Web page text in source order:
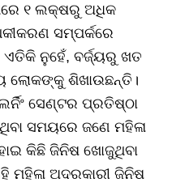
୧ ଲକ୍ଷରୁ ଅଧିକ
ସମ୍ପର୍କରେ
ନୁହେଁ, ବର୍ଜ୍ୟରୁ ଖତ
ଲୋକଙ୍କୁ ଶିଖାଉଛନ୍ତି।
ସେଣ୍ଟର ପ୍ରତିଷ୍ଠା
ସମୟରେ ଜଣେ ମହିଳା
କିଛି ଜିନିଷ ଖୋଜୁଥିବା
ମହିଳା ଅଦରକାରୀ ଜିନିଷ